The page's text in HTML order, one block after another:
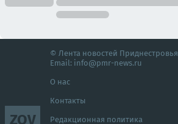
ZOV
© Лента новостей Приднестровья
Email: info@pmr-news.ru
О нас
Контакты
Редакционная политика